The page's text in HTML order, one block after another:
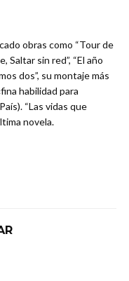
obras como “Tour de
Saltar sin red”, “El año
dos”, su montaje más
habilidad para
“Las vidas que
novela.